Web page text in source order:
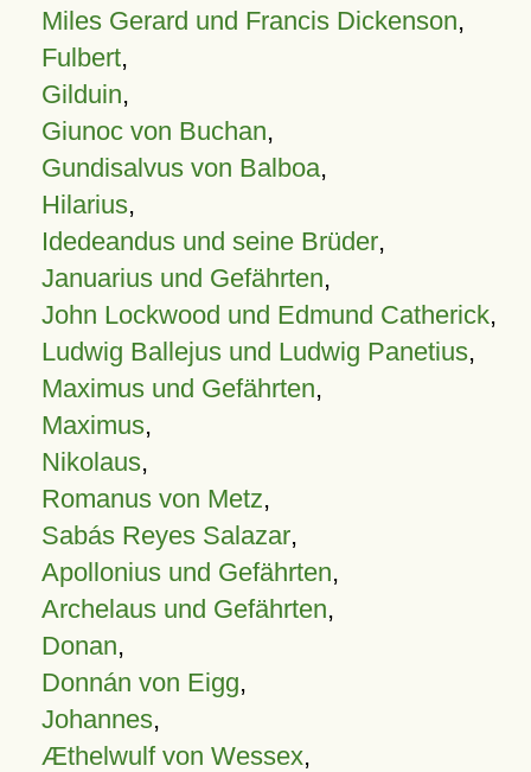
Miles Gerard und Francis Dickenson,
Fulbert,
Gilduin,
Giunoc von Buchan,
Gundisalvus von Balboa,
Hilarius,
Idedeandus und seine Brüder,
Januarius und Gefährten,
John Lockwood und Edmund Catherick,
Ludwig Ballejus und Ludwig Panetius,
Maximus und Gefährten,
Maximus,
Nikolaus,
Romanus von Metz,
Sabás Reyes Salazar,
Apollonius und Gefährten,
Archelaus und Gefährten,
Donan,
Donnán von Eigg,
Johannes,
Æthelwulf von Wessex,